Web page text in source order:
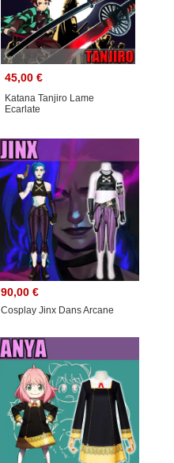
45,00 €
Katana Tanjiro Lame
Ecarlate
90,00 €
Cosplay Jinx Dans Arcane